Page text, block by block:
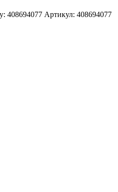
408694077 Артикул: 408694077